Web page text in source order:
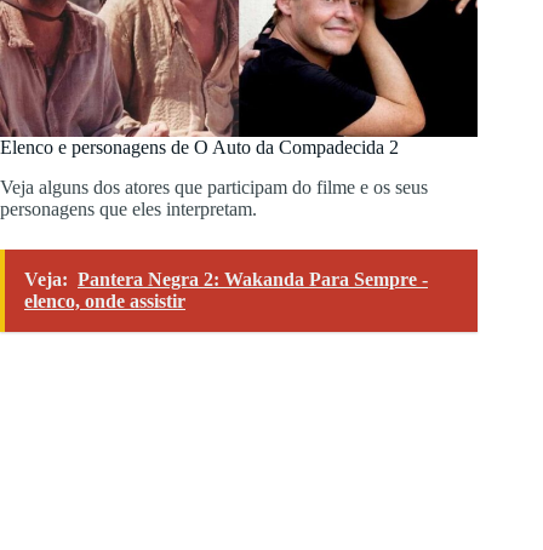
Elenco e personagens de O Auto da Compadecida 2
Veja alguns dos atores que participam do filme e os seus
personagens que eles interpretam.
Veja: Pantera Negra 2: Wakanda Para Sempre -
elenco, onde assistir